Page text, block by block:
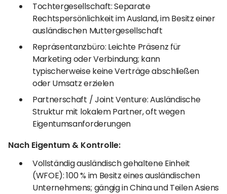
Tochtergesellschaft: Separate
Rechtspersönlichkeit im Ausland, im Besitz einer
ausländischen Muttergesellschaft
Repräsentanzbüro: Leichte Präsenz für
Marketing oder Verbindung; kann
typischerweise keine Verträge abschließen
oder Umsatz erzielen
Partnerschaft / Joint Venture: Ausländische
Struktur mit lokalem Partner, oft wegen
Eigentumsanforderungen
Nach Eigentum & Kontrolle:
Vollständig ausländisch gehaltene Einheit
(WFOE): 100 % im Besitz eines ausländischen
Unternehmens; gängig in China und Teilen Asiens